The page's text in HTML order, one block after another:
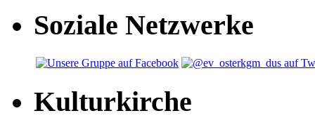
Soziale Netzwerke
Kulturkirche